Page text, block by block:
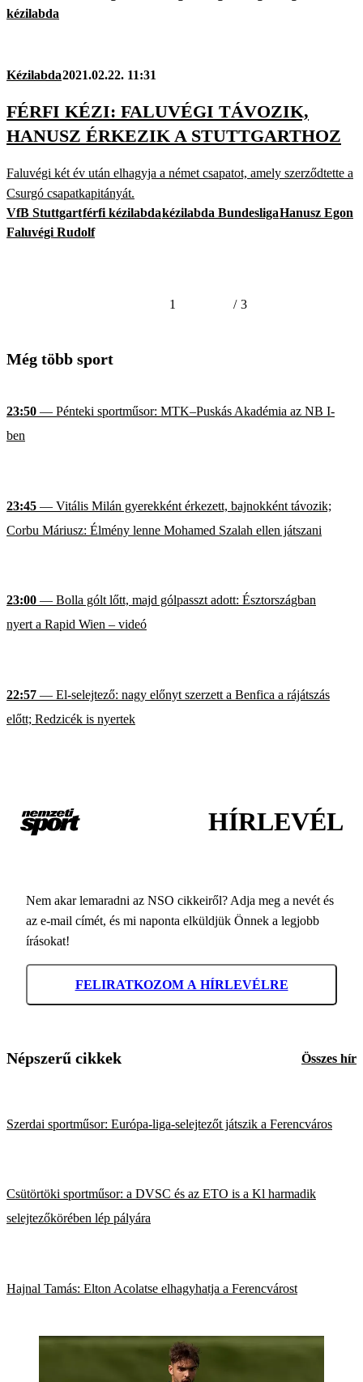
kézilabda
Kézilabda2021.02.22. 11:31
FÉRFI KÉZI: FALUVÉGI TÁVOZIK,
HANUSZ ÉRKEZIK A STUTTGARTHOZ
Faluvégi két év után elhagyja a német csapatot, amely szerződtette a
Csurgó csapatkapitányát.
VfB Stuttgartférfi kézilabdakézilabda BundesligaHanusz Egon
Faluvégi Rudolf
1 / 3
Még több sport
23:50 — Pénteki sportműsor: MTK–Puskás Akadémia az NB I-
ben
23:45 — Vitális Milán gyerekként érkezett, bajnokként távozik;
Corbu Máriusz: Élmény lenne Mohamed Szalah ellen játszani
23:00 — Bolla gólt lőtt, majd gólpasszt adott: Észtországban
nyert a Rapid Wien – videó
22:57 — El-selejtező: nagy előnyt szerzett a Benfica a rájátszás
előtt; Redzicék is nyertek
HÍRLEVÉL
Nem akar lemaradni az NSO cikkeiről? Adja meg a nevét és
az e-mail címét, és mi naponta elküldjük Önnek a legjobb
írásokat!
FELIRATKOZOM A HÍRLEVÉLRE
Népszerű cikkek Összes hír
Szerdai sportműsor: Európa-liga-selejtezőt játszik a Ferencváros
Csütörtöki sportműsor: a DVSC és az ETO is a Kl harmadik
selejtezőkörében lép pályára
Hajnal Tamás: Elton Acolatse elhagyhatja a Ferencvárost